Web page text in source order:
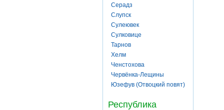
Серадз
Слупск
Сулеювек
Сулковице
Тарнов
Хелм
Ченстохова
Червёнка-Лещины
Юзефув (Отвоцкий повят)
Республика